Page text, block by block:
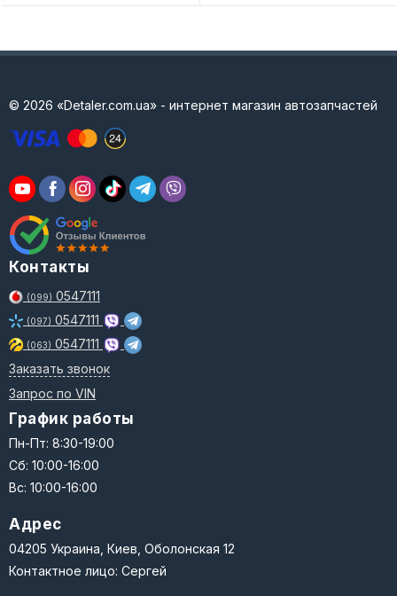
© 2026 «Detaler.com.ua» - интернет магазин автозапчастей
Контакты
(099) 0547111
(097) 0547111
(063) 0547111
Заказать звонок
Запрос по VIN
График работы
Пн-Пт: 8:30-19:00
Сб: 10:00-16:00
Вс: 10:00-16:00
Адрес
04205 Украина, Киев, Оболонская 12
Контактное лицо: Сергей